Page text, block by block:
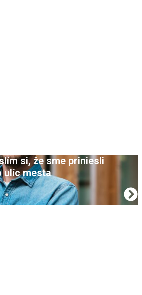
si, že sme priniesli
ulíc mesta